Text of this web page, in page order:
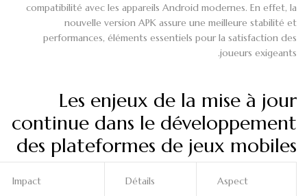
compatibilité avec les appareils Android modernes. En effet, la
nouvelle version APK assure une meilleure stabilité et
performances, éléments essentiels pour la satisfaction des
joueurs exigeants.
Les enjeux de la mise à jour
continue dans le développement
des plateformes de jeux mobiles
Aspect
Détails
Impact